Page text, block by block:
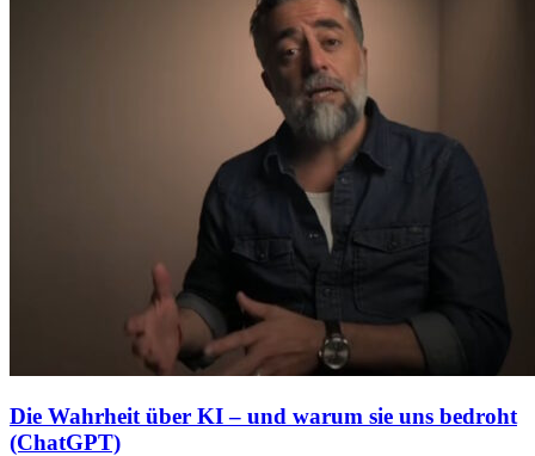
Die Wahrheit über KI – und warum sie uns bedroht
(ChatGPT)